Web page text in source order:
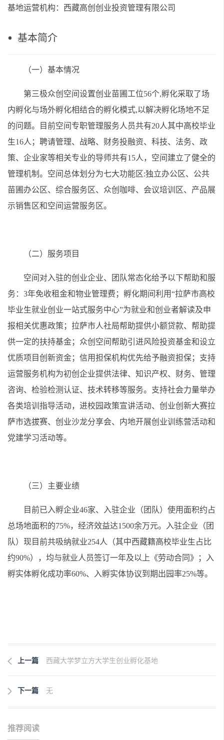
基地运营机构：西藏高创创业投资管理有限公司
基本简介
（一）基本情况
第三极众创空间设置创业苗圃工位56个,孵化采取了场
内孵化与场外孵化相结合的孵化模式,以解决孵化场地不足
的问题。目前空间专职管理服务人员共有20人其中高校毕业
生16人；聘请管理、战略、财务投融资、科技、法务、政
策、企业家等相关专业的导师共有15人，空间建立了健全的
管理机制。空间总体划分为七大功能区:独立办公区、公共
苗圃办公区、综合服务区、众创咖啡、会议培训区、产品展
示销售区和空间运营服务区。
（二）服务项目
空间对入驻的创业企业、团队常态化给予以下帮助和服
务：3年免收租金和物业管理费；孵化期间利用“拉萨市高校
毕业生就业创业一站式服务中心”为就业和创业者解读及申
报相关优惠政策；拉萨市人社局帮助提供小额贷款、帮助提
供一定的扶持基金；众创空间帮助引进风险投资基金和设立
优质项目创新资金；信用担保机构优先给予融资担保；支持
运营服务机构为初创企业提供法律、知识产权、财务、管理
咨询、检验检测认证、技术转移等服务。支持社会力量举办
各类培训指导活动，进校园政策宣讲活动、创业创新大赛拉
萨市选拔赛、创业沙龙分享会、内地开展创业训练营活动和
党建学习活动等。
（三）主要业绩
目前已入孵企业46家、入驻企业（团队）使用面积约占
总场地面积的75%，经济效益达1500余万元。入驻企业（团
队）现目前共吸纳就业254人（其中西藏籍高校毕业生占比
约90%），均与就业人员签订一年及以上《劳动合同》；入
孵实体孵化成功率60%、入孵实体协议到期出园率25%等。
上一篇 西藏大学梦立方大学生创业孵化基地
下一篇 无
推荐阅读